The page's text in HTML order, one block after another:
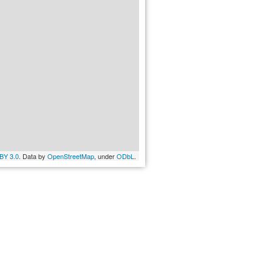
3.0. Data byOpenStreetMap, underODbL .